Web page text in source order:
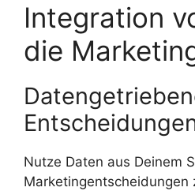
Integration
die
Nutze Daten aus Deinem
Marketingentscheidungen